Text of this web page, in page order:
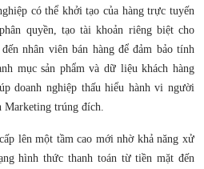
có thể khởi tạo của hàng trực tuyến
quyền, tạo tài khoản riêng biệt cho
nhân viên bán hàng để đảm bảo tính
mục sản phẩm và dữ liệu khách hàng
doanh nghiệp thấu hiểu hành vi người
Marketing trúng đích.
lên một tầm cao mới nhờ khả năng xử
hình thức thanh toán từ tiền mặt đến